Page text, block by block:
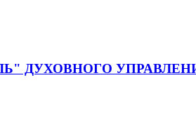
ДУХОВНОГО